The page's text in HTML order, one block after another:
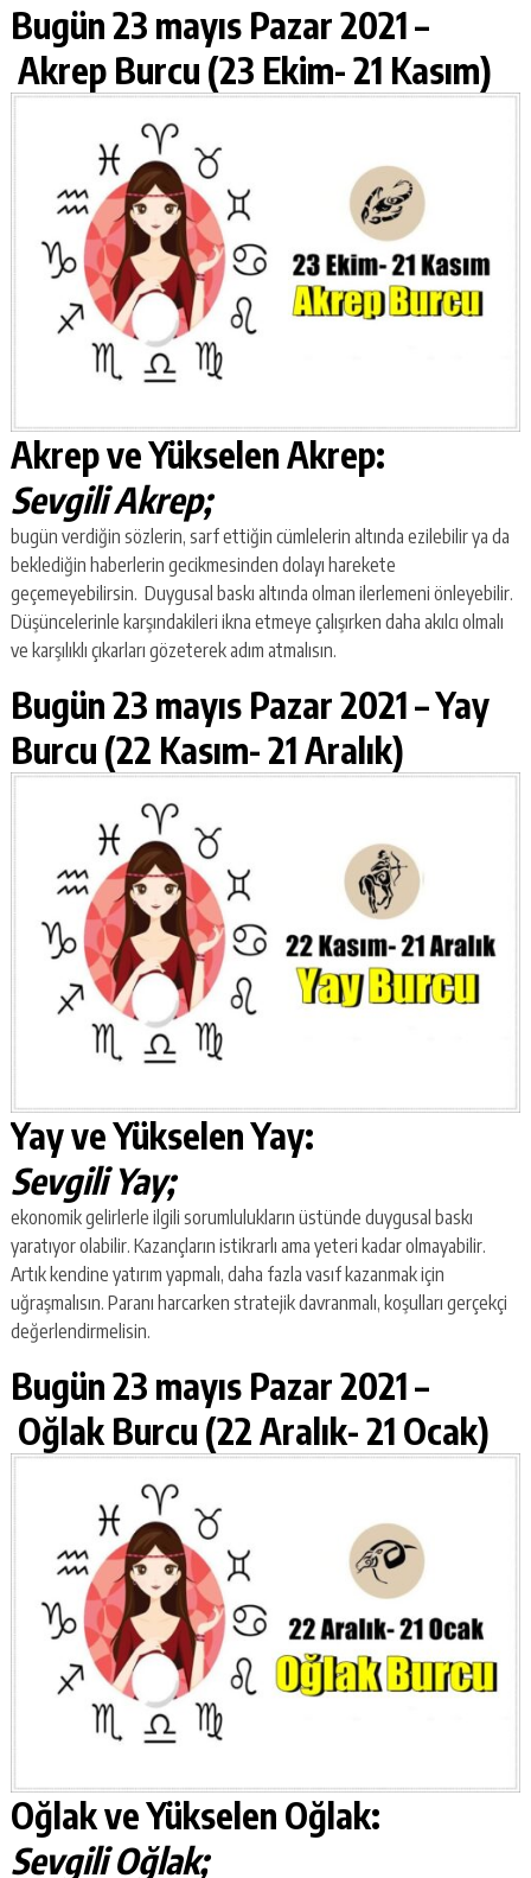
Bugün 23 mayıs Pazar 2021 –
Akrep Burcu (23 Ekim- 21 Kasım)
Akrep ve Yükselen Akrep:
Sevgili Akrep;
bugün verdiğin sözlerin, sarf ettiğin cümlelerin altında ezilebilir ya da
beklediğin haberlerin gecikmesinden dolayı harekete
geçemeyebilirsin. Duygusal baskı altında olman ilerlemeni önleyebilir.
Düşüncelerinle karşındakileri ikna etmeye çalışırken daha akılcı olmalı
ve karşılıklı çıkarları gözeterek adım atmalısın.
Bugün 23 mayıs Pazar 2021 –Yay
Burcu (22 Kasım- 21 Aralık)
Yay ve Yükselen Yay:
Sevgili Yay;
ekonomik gelirlerle ilgili sorumlulukların üstünde duygusal baskı
yaratıyor olabilir. Kazançların istikrarlı ama yeteri kadar olmayabilir.
Artık kendine yatırım yapmalı, daha fazla vasıf kazanmak için
uğraşmalısın. Paranı harcarken stratejik davranmalı, koşulları gerçekçi
değerlendirmelisin.
Bugün 23 mayıs Pazar 2021 –
Oğlak Burcu (22 Aralık- 21 Ocak)
Oğlak ve Yükselen Oğlak:
Sevgili Oğlak;